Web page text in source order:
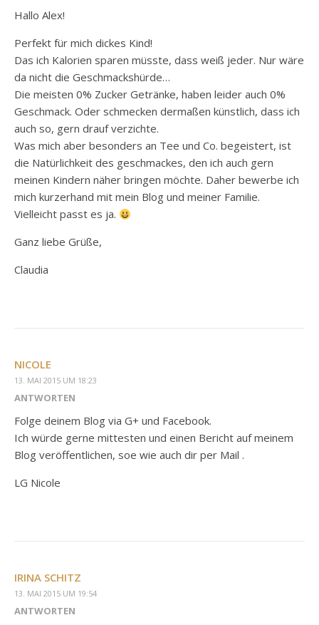
Hallo Alex!
Perfekt für mich dickes Kind!
Das ich Kalorien sparen müsste, dass weiß jeder. Nur wäre
da nicht die Geschmackshürde…
Die meisten 0% Zucker Getränke, haben leider auch 0%
Geschmack. Oder schmecken dermaßen künstlich, dass ich
auch so, gern drauf verzichte.
Was mich aber besonders an Tee und Co. begeistert, ist
die Natürlichkeit des geschmackes, den ich auch gern
meinen Kindern näher bringen möchte. Daher bewerbe ich
mich kurzerhand mit mein Blog und meiner Familie.
Vielleicht passt es ja.
Ganz liebe Grüße,
Claudia
NICOLE
13. MAI 2015 UM 18:23
ANTWORTEN
Folge deinem Blog via G+ und Facebook.
Ich würde gerne mittesten und einen Bericht auf meinem
Blog veröffentlichen, soe wie auch dir per Mail .
LG Nicole
IRINA SCHITZ
13. MAI 2015 UM 19:54
ANTWORTEN